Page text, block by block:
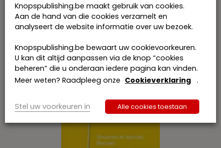
Antwerpen.
Gerelateerde publicaties
Knopspublishing.be maakt gebruik van cookies.
Aan de hand van die cookies verzamelt en
analyseert de website informatie over uw bezoek.
Knopspublishing.be bewaart uw cookievoorkeuren.
U kan dit altijd aanpassen via de knop “cookies
beheren” die u onderaan iedere pagina kan vinden.
Meer weten? Raadpleeg onze Cookieverklaring .
Stel uw voorkeuren in Alle cookies toestaan